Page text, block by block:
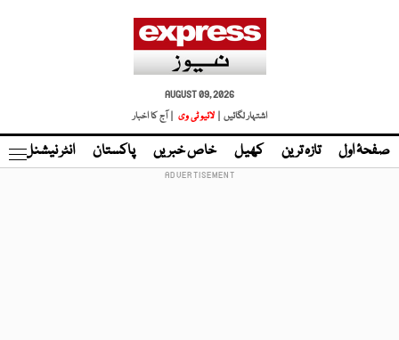
AUGUST 09, 2026
اشتہار لگائیں |
لائیو ٹی وی | آج کا اخبار
صفحۂ اول تازہ ترین کھیل خاص خبریں پاکستان انٹر نیشنل